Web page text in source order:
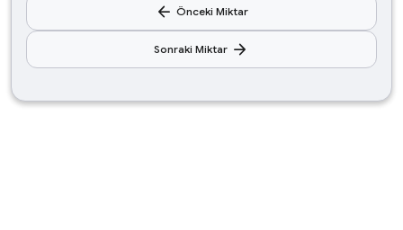
arrow_back Önceki Miktar
Sonraki Miktar arrow_forward